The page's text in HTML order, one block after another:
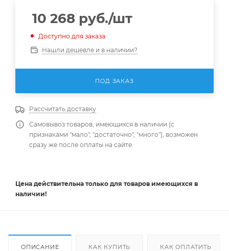
10 268 руб./шт
Доступно для заказа
Нашли дешевле и в наличии?
ПОД ЗАКАЗ
Рассчитать доставку
Самовывоз товаров, имеющихся в наличии (с
признаками "мало", "достаточно", "много"), возможен
сразу же после оплаты на сайте.
Цена действительна только для товаров имеющихся в
наличии!
ОПИСАНИЕ КАК КУПИТЬ КАК ОПЛАТИТЬ